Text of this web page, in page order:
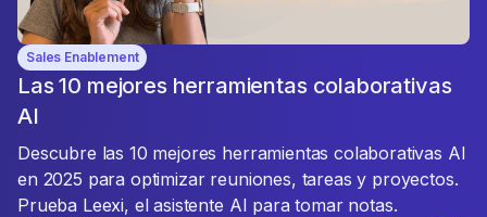
Sales Enablement
Las 10 mejores herramientas colaborativas
AI
Descubre las 10 mejores herramientas colaborativas AI
en 2025 para optimizar reuniones, tareas y proyectos.
Prueba Leexi, el asistente AI para tomar notas.